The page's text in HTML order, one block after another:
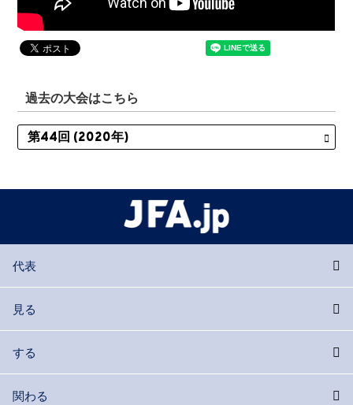
過去の大会はこちら
代表
見る
する
関わる